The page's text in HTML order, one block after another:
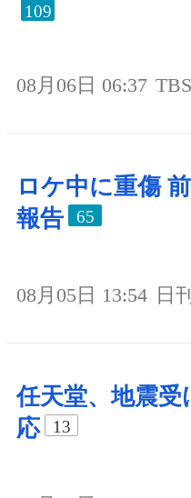
109
08月06日 06:37
ロケ中に重傷
報告
65
08月05日 13:54 日
任天堂、地震受
応
13